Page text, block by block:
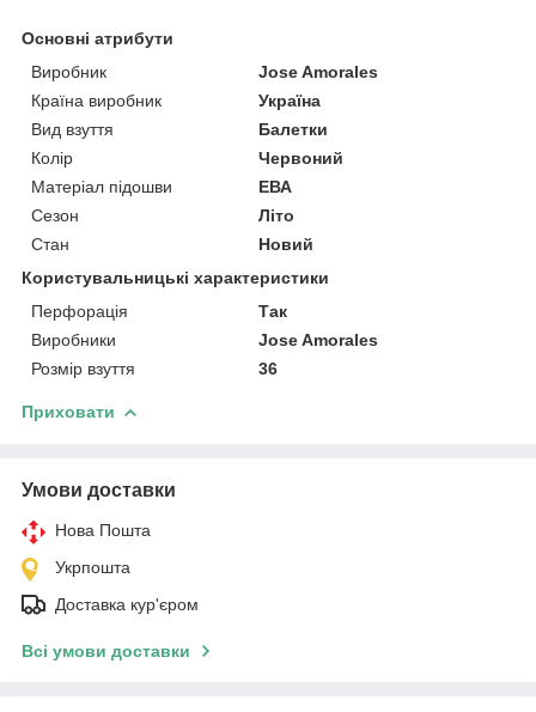
Основні атрибути
Виробник
Jose Amorales
Країна виробник
Україна
Вид взуття
Балетки
Колір
Червоний
Матеріал підошви
ЕВА
Сезон
Літо
Стан
Новий
Користувальницькі характеристики
Перфорація
Так
Виробники
Jose Amorales
Розмір взуття
36
Приховати
Умови доставки
Нова Пошта
Укрпошта
Доставка кур'єром
Всі умови доставки